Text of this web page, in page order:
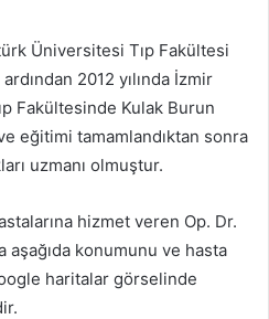
Üniversitesi Tıp Fakültesi
2012 yılında İzmir
Fakültesinde Kulak Burun
eğitimi tamamlandıktan sonra
uzmanı olmuştur.
hizmet veren Op. Dr.
aşağıda konumunu ve hasta
haritalar görselinde